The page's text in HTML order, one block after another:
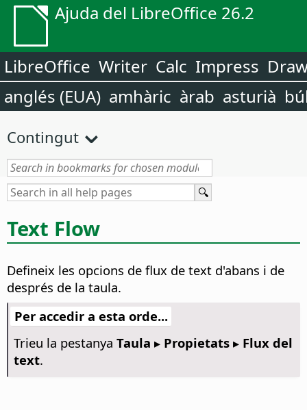
Ajuda del LibreOffice 26.2
LibreOffice Writer Calc Impress
anglés (EUA) amhàric àrab asturià
Contingut
Text Flow
Defineix les opcions de flux de text d'abans i de
després de la taula.
Per accedir a esta orde...
Trieu la pestanya Taula ▸ Propietats ▸ Flux del
text.